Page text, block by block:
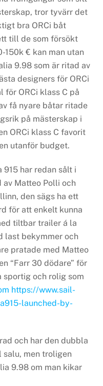
tror tyvärr det
bra ORCi båt
till de som försökt
150k € kan man utan
9.98 som är ritad av
designers för ORCi
ORCi klass C på
få nyare båtar ritade
på mästerskap i
ORCi klass C favorit
utanför budget.
915 har redan sålt i
av Matteo Polli och
den sägs ha ett
för att enkelt kunna
tiltbar trailer á la
last bekymmer och
pratade med Matteo
“Farr 30 dödare” för
sportig och rolig som
https://www.sail-
launched-by-
och har den dubbla
men troligen
9.98 om man kikar